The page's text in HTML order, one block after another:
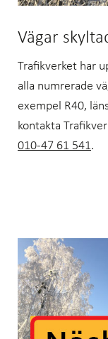
Vägar
Trafikverket har
alla numrerade
exempel R40,
kontakta
010-47 61 541.